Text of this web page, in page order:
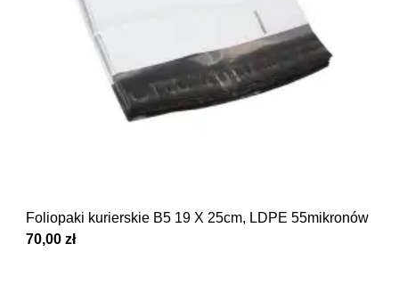
Foliopaki kurierskie B5 19 X 25cm, LDPE 55mikronów
70,00 zł